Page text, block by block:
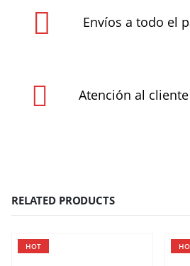
Envíos a todo el
Atención al
RELATED PRODUCTS
HOT